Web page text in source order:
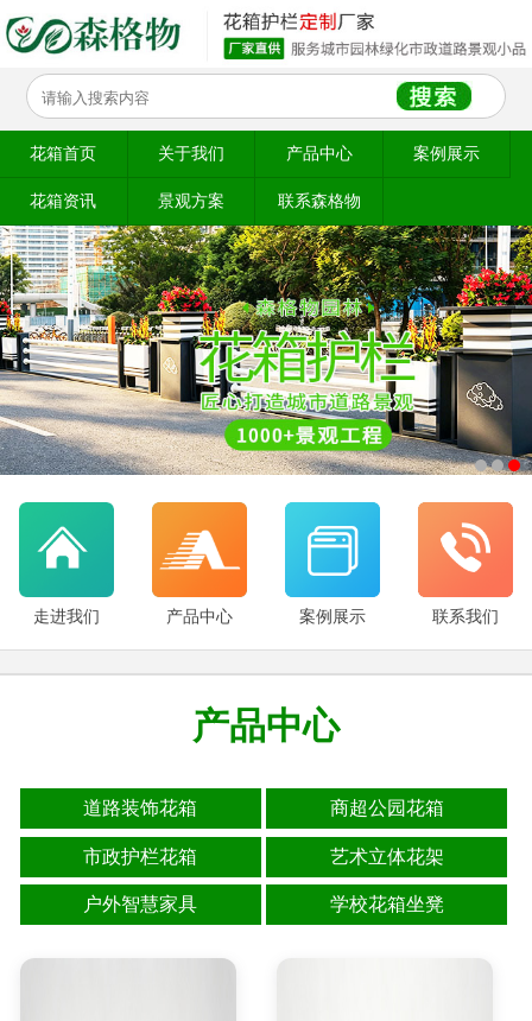
花箱首页 关于我们 产品中心 案例展示
花箱资讯 景观方案 联系森格物
走进我们 产品中心 案例展示 联系我们
产品中心
道路装饰花箱 商超公园花箱
市政护栏花箱 艺术立体花架
户外智慧家具 学校花箱坐凳